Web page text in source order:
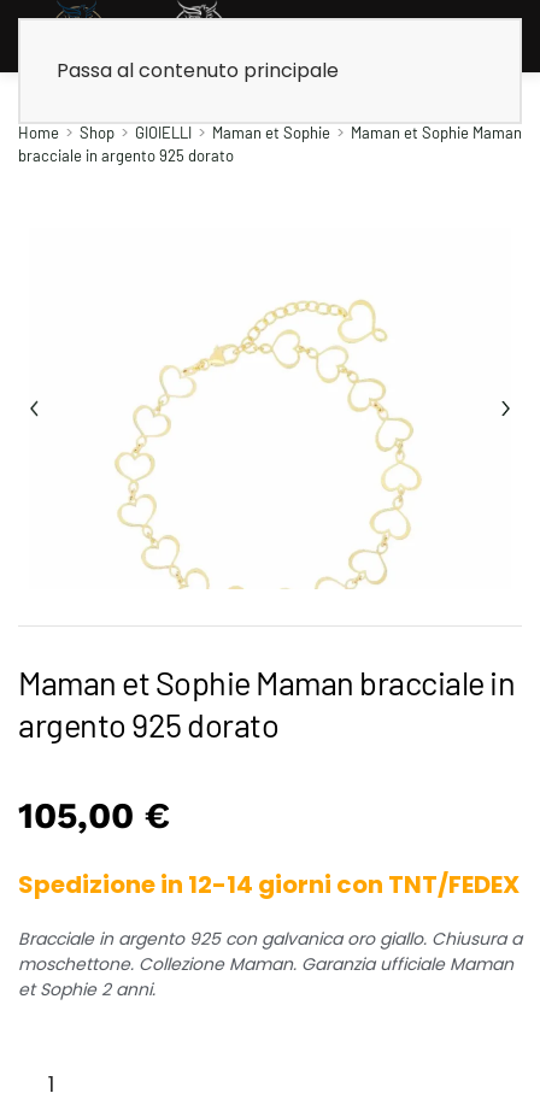
Passa al contenuto principale
Home Shop GIOIELLI Maman et Sophie
Maman et Sophie Maman
bracciale in argento 925 dorato
Maman et Sophie Maman bracciale in
argento 925 dorato
105,00 €
Spedizione in 12-14 giorni con TNT/FEDEX
Bracciale in argento 925 con galvanica oro giallo. Chiusura a
moschettone. Collezione Maman. Garanzia ufficiale Maman
et Sophie 2 anni.